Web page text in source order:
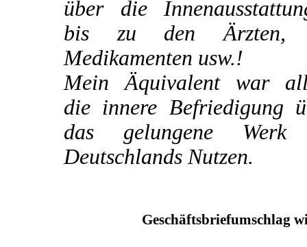
über die
bis zu den Ärzten,
Medikamenten usw.!
Mein Äquivalent war
die innere Befriedigung
das gelungene Werk
Deutschlands Nutzen.
Geschäftsbriefumschlag